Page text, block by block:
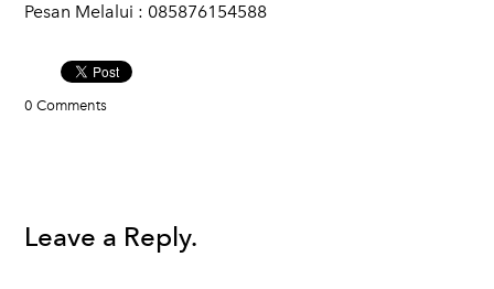
Pesan Melalui : 085876154588​​
0 Comments
Leave a Reply.